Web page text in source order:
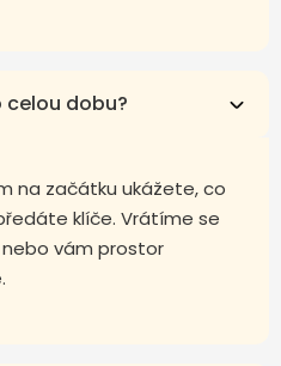
dobu?
na začátku ukážete, co
klíče. Vrátíme se
vám prostor